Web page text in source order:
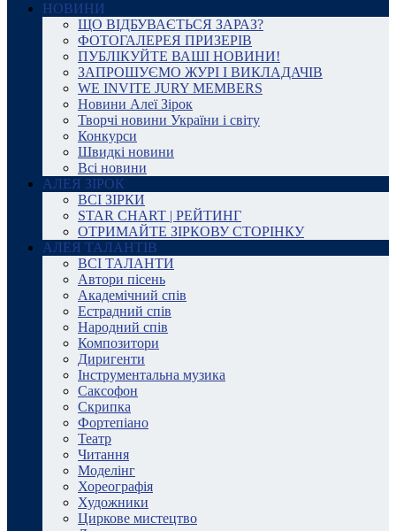
НОВИНИ
ЩО ВІДБУВАЄТЬСЯ ЗАРАЗ?
ФОТОГАЛЕРЕЯ ПРИЗЕРІВ
ПУБЛІКУЙТЕ ВАШІ НОВИНИ!
ЗАПРОШУЄМО ЖУРІ І ВИКЛАДАЧІВ
WE INVITE JURY MEMBERS
Новини Алеї Зірок
Творчі новини України і світу
Конкурси
Швидкі новини
Всі новини
АЛЕЯ ЗІРОК
ВСІ ЗІРКИ
STAR CHART | РЕЙТИНГ
ОТРИМАЙТЕ ЗІРКОВУ СТОРІНКУ
АЛЕЯ ТАЛАНТІВ
ВСІ ТАЛАНТИ
Автори пісень
Академічний спів
Естрадний спів
Народний спів
Композитори
Диригенти
Інструментальна музика
Саксофон
Скрипка
Фортепіано
Театр
Читання
Моделінг
Хореографія
Художники
Циркове мистецтво